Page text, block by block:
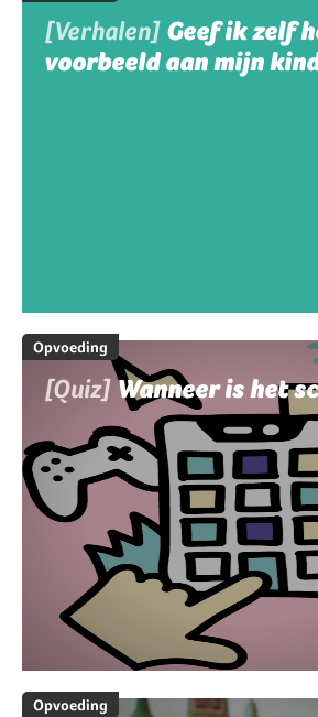
[Verhalen] Geef ik zelf
voorbeeld aan mijn
Opvoeding
[Quiz] Wanneer is het
Opvoeding